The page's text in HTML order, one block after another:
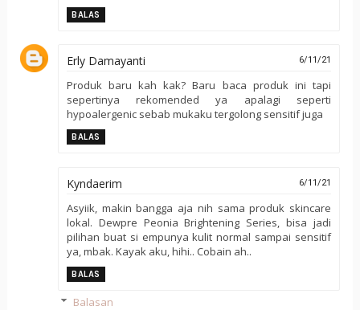
BALAS
Erly Damayanti 6/11/21
Produk baru kah kak? Baru baca produk ini tapi
sepertinya rekomended ya apalagi seperti
hypoalergenic sebab mukaku tergolong sensitif juga
BALAS
Kyndaerim 6/11/21
Asyiik, makin bangga aja nih sama produk skincare
lokal. Dewpre Peonia Brightening Series, bisa jadi
pilihan buat si empunya kulit normal sampai sensitif
ya, mbak. Kayak aku, hihi.. Cobain ah..
BALAS
Balasan